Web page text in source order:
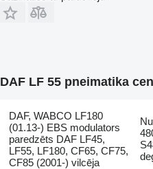
DAF LF 55 pneimatika
DAF, WABCO LF180
(01.13-) EBS modulators
paredzēts DAF LF45,
LF55, LF180, CF65, CF75,
CF85 (2001-) vilcēja